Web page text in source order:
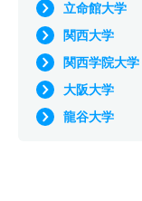
立命館大学
関西大学
関西学院大学
大阪大学
龍谷大学